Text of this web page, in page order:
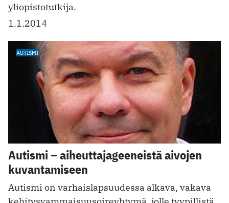
yliopistotutkija.
1.1.2014
AUTISMI
Autismi – aiheuttajageeneistä aivojen
kuvantamiseen
Autismi on varhaislapsuudessa alkava, vakava